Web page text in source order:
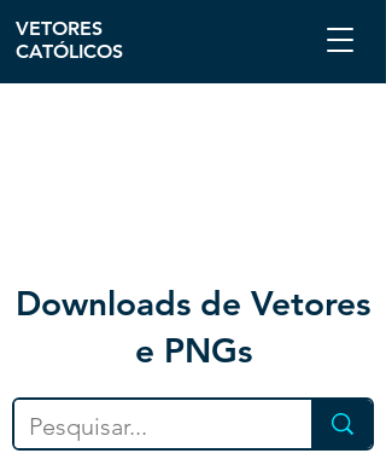
Downloads de Vetores
e PNGs
VETORES
CATÓLICOS